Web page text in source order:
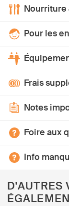
Nourriture
Pour les
Frais
Notes
Foire aux
Info
D'AUTRES